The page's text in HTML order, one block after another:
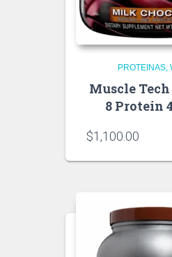
PROTEINAS
Muscle
8 Protein
$1,100.00